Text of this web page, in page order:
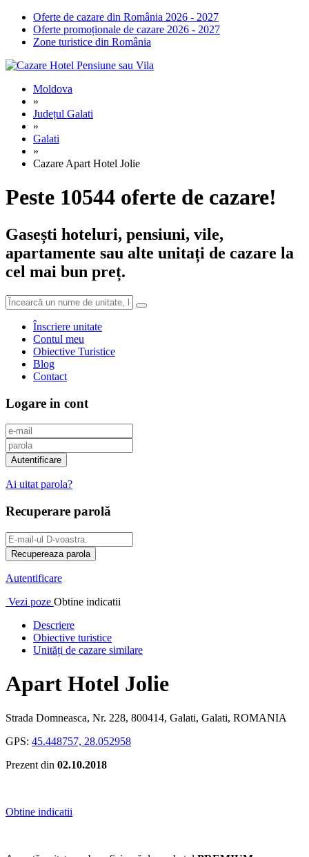
Oferte de cazare din România 2026 - 2027
Oferte promoționale de cazare 2026 - 2027
Zone turistice din România
Moldova
»
Județul Galati
»
Galati
»
Cazare Apart Hotel Jolie
Peste 10544 oferte de cazare!
Gasești hoteluri, pensiuni, vile,
apartamente sau alte unitați de cazare la
cel mai bun preț.
Înscriere unitate
Contul meu
Obiective Turistice
Blog
Contact
Logare in cont
Ai uitat parola?
Recuperare parolă
Autentificare
Vezi poze Obtine indicatii
Descriere
Obiective turistice
Unități de cazare similare
Apart Hotel Jolie
Strada Domneasca, Nr. 228, 800414, Galati, Galati, ROMANIA
GPS: 45.448757, 28.052958
Prezent din 02.10.2018
Obtine indicatii